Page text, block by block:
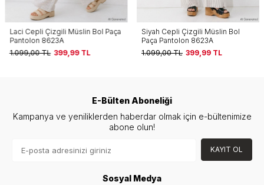
Laci Cepli Çizgili Müslin Bol Paça
Pantolon 8623A
1.099,00TL 399,99TL
Siyah Cepli Çizgili Müslin Bol
Paça Pantolon 8623A
1.099,00TL 399,99TL
E-Bülten Aboneliği
Kampanya ve yeniliklerden haberdar olmak için e-bültenimize
abone olun!
KAYIT OL
Sosyal Medya